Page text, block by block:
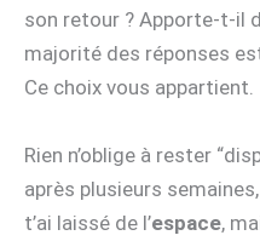
son retour ? Apporte-t-il
majorité des réponses
Ce choix vous appartient.
Rien n’oblige à rester
après plusieurs
t’ai laissé de l’espace,